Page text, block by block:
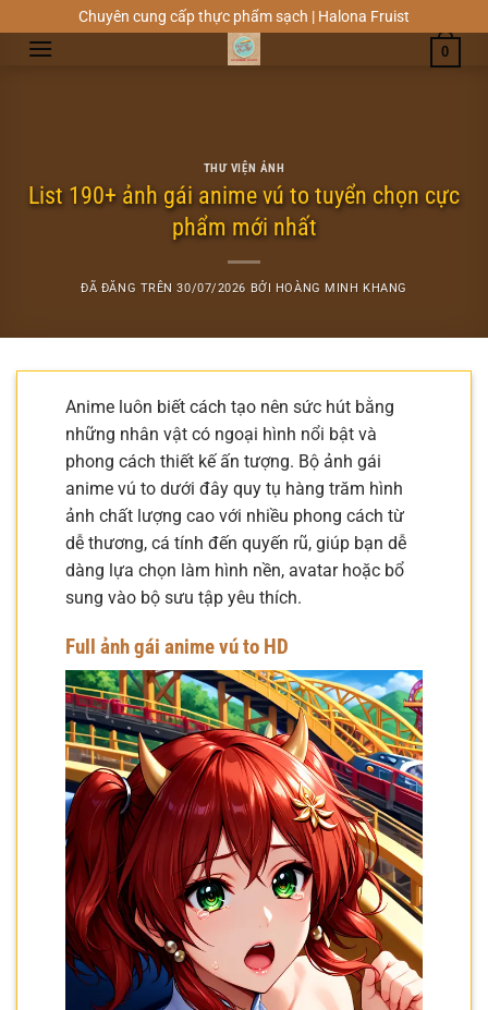
đến
Chuyên cung cấp thực phẩm sạch | Halona Fruist
0
THƯ VIỆN ẢNH
List 190+ ảnh gái anime vú to tuyển chọn cực
phẩm mới nhất
ĐÃ ĐĂNG TRÊN30/07/2026 BỞI HOÀNG MINH KHANG
Anime luôn biết cách tạo nên sức hút bằng
những nhân vật có ngoại hình nổi bật và
phong cách thiết kế ấn tượng. Bộ ảnh gái
anime vú to dưới đây quy tụ hàng trăm hình
ảnh chất lượng cao với nhiều phong cách từ
dễ thương, cá tính đến quyến rũ, giúp bạn dễ
dàng lựa chọn làm hình nền, avatar hoặc bổ
sung vào bộ sưu tập yêu thích.
Full ảnh gái anime vú to HD